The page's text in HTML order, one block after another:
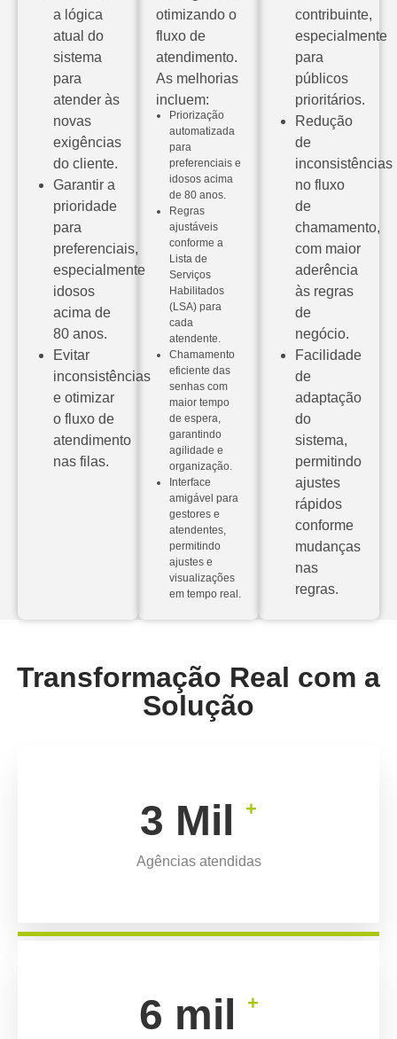
a lógica
atual do
sistema
para
atender às
novas
exigências
do cliente.
Garantir a
prioridade
para
preferenciais,
especialmente
idosos
acima de
80 anos.
Evitar
inconsistências
e otimizar
o fluxo de
atendimento
nas filas.
otimizando o
fluxo de
atendimento.
As melhorias
incluem:
Priorização
automatizada
para
preferenciais e
idosos acima
de 80 anos.
Regras
ajustáveis
conforme a
Lista de
Serviços
Habilitados
(LSA) para
cada
atendente.
Chamamento
eficiente das
senhas com
maior tempo
de espera,
garantindo
agilidade e
organização.
Interface
amigável para
gestores e
atendentes,
permitindo
ajustes e
visualizações
em tempo real.
contribuinte,
especialmente
para
públicos
prioritários.
Redução
de
inconsistências
no fluxo
de
chamamento,
com maior
aderência
às regras
de
negócio.
Facilidade
de
adaptação
do
sistema,
permitindo
ajustes
rápidos
conforme
mudanças
nas
regras.
Transformação Real com a
Solução
4 Mil +
Agências atendidas
7 mil +